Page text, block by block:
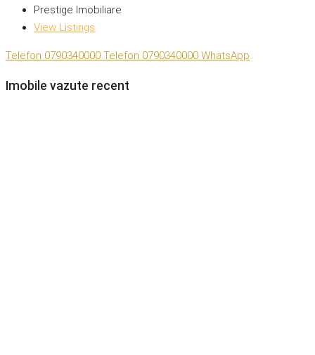
Prestige Imobiliare
View Listings
Telefon 0790340000 Telefon 0790340000 WhatsApp
Imobile vazute recent